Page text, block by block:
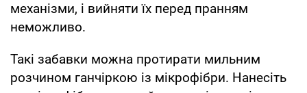
механізми, і вийняти їх перед пранням
неможливо.
Такі забавки можна протирати мильним
розчином ганчіркою із мікрофібри. Нанесіть